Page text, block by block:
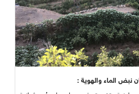
نبض الماء والهوية :